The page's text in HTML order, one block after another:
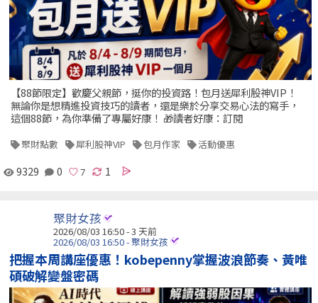
【88節限定】歡慶父親節，挺你的投資路！包月送犀利股神VIP！
無論你是想精進投資技巧的讀者，還是樂於分享交易心法的寫手，
這個88節，為你準備了專屬好康！ 🎁讀者好康：訂閱
聚財點數 犀利股神VIP 包月作家 活動優惠
9329 0 1
聚財女孩
2026/08/03 16:50 - 3 天前
2026/08/03 16:50 - 聚財女孩
把握本周講座優惠！kobepenny掌握波浪節奏、黃唯
碩破解變盤密碼